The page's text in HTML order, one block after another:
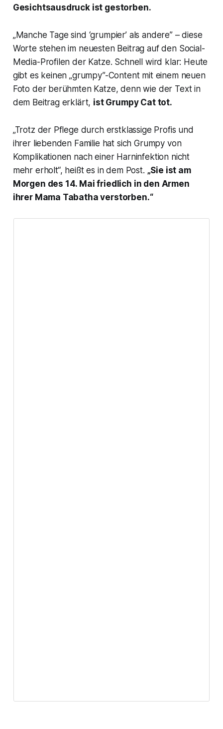
Gesichtsausdruck ist gestorben.
„Manche Tage sind ‘grumpier’ als andere” – diese
Worte stehen im neuesten Beitrag auf den Social-
Media-Profilen der Katze. Schnell wird klar: Heute
gibt es keinen „grumpy”-Content mit einem neuen
Foto der berühmten Katze, denn wie der Text in
dem Beitrag erklärt, ist Grumpy Cattot.
„Trotz der Pflege durch erstklassige Profis und
ihrer liebenden Familie hat sichGrumpy von
Komplikationen nach einer Harninfektion nicht
mehr erholt“, heißt es in dem Post. „Sie ist am
Morgen des 14. Mai friedlich in den Armen
ihrer Mama Tabatha verstorben.“